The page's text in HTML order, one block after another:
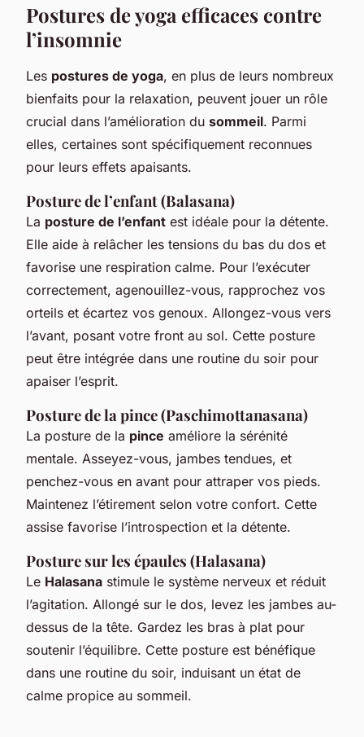
Postures de yoga efficaces contre
l’insomnie
Les postures de yoga, en plus de leurs nombreux
bienfaits pour la relaxation, peuvent jouer un rôle
crucial dans l’amélioration du sommeil. Parmi
elles, certaines sont spécifiquement reconnues
pour leurs effets apaisants.
Posture de l’enfant (Balasana)
La posture de l’enfant est idéale pour la détente.
Elle aide à relâcher les tensions du bas du dos et
favorise une respiration calme. Pour l’exécuter
correctement, agenouillez-vous, rapprochez vos
orteils et écartez vos genoux. Allongez-vous vers
l’avant, posant votre front au sol. Cette posture
peut être intégrée dans une routine du soir pour
apaiser l’esprit.
Posture de la pince (Paschimottanasana)
La posture de la pince améliore la sérénité
mentale. Asseyez-vous, jambes tendues, et
penchez-vous en avant pour attraper vos pieds.
Maintenez l’étirement selon votre confort. Cette
assise favorise l’introspection et la détente.
Posture sur les épaules (Halasana)
Le Halasana stimule le système nerveux et réduit
l’agitation. Allongé sur le dos, levez les jambes au-
dessus de la tête. Gardez les bras à plat pour
soutenir l’équilibre. Cette posture est bénéfique
dans une routine du soir, induisant un état de
calme propice au sommeil.